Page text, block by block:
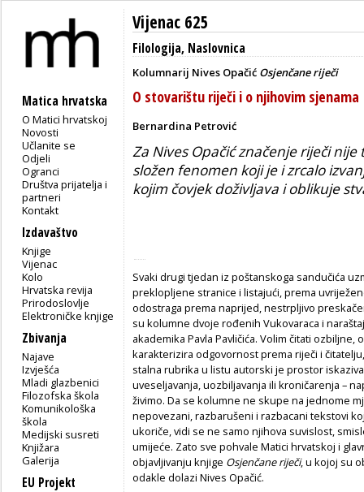
Matica hrvatska
O Matici hrvatskoj
Novosti
Učlanite se
Odjeli
Ogranci
Društva prijatelja i
partneri
Kontakt
Izdavaštvo
Knjige
Vijenac
Kolo
Hrvatska revija
Prirodoslovlje
Elektroničke knjige
Zbivanja
Najave
Izvješća
Mladi glazbenici
Filozofska škola
Komunikološka
škola
Medijski susreti
Knjižara
Galerija
EU Projekt
Vijenac 625
Filologija, Naslovnica
Kolumnarij Nives Opačić Osjenčane riječi
O stovarištu riječi i o njihovim sjenama
Bernardina Petrović
Za Nives Opačić značenje riječi
složen fenomen koji je i zrcalo
kojim čovjek doživljava i oblikuje
Svaki drugi tjedan iz poštanskoga sandučića
preklopljene stranice i listajući, prema
odostraga prema naprijed, nestrpljivo
su kolumne dvoje rođenih Vukovaraca i
akademika Pavla Pavličića. Volim čitati
karakterizira odgovornost prema riječi i
stalna rubrika u listu autorski je prostor
uveseljavanja, uozbiljavanja ili kroničarenja –
živimo. Da se kolumne ne skupe na jednome
nepovezani, razbarušeni i razbacani tekstovi
ukoriče, vidi se ne samo njihova suvislost,
umijeće. Zato sve pohvale Matici hrvatskoj i
objavljivanju knjige Osjenčane riječi, u kojoj su
odakle dolazi Nives Opačić.